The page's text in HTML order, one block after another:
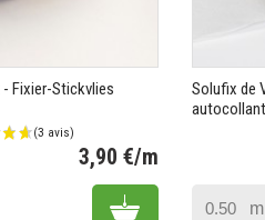
Fixier-Stickvlies
3,90 €/m
Add to cart
Solufix de
autocollant
m